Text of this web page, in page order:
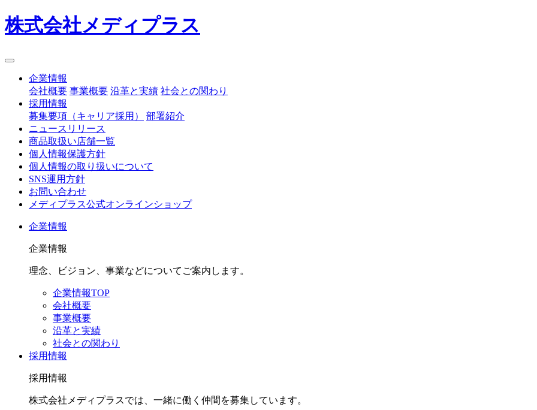
株式会社メディプラス
企業情報
会社概要 事業概要 沿革と実績 社会との関わり
採用情報
募集要項（キャリア採用）
部署紹介
ニュースリリース
商品取扱い店舗一覧
個人情報保護方針
個人情報の取り扱いについて
SNS運用方針
お問い合わせ
メディプラス公式オンラインショップ
企業情報
企業情報
理念、ビジョン、事業などについてご案内します。
企業情報TOP
会社概要
事業概要
沿革と実績
社会との関わり
採用情報
採用情報
株式会社メディプラスでは、一緒に働く仲間を募集しています。